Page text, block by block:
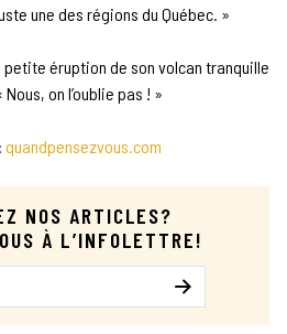
une des régions du Québec. »
petite éruption de son volcan tranquille
on l’oublie pas ! »
quandpensezvous.com
NOS ARTICLES?
À L’INFOLETTRE!
Je m’inscris